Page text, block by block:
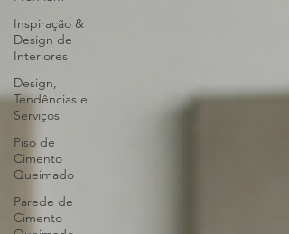
Inspiração &
Design de
Interiores
Design,
Tendências e
Serviços
Piso de
Cimento
Queimado
Parede de
Cimento